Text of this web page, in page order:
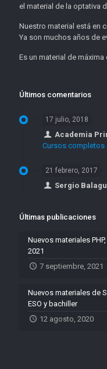
el material de la optativa
Nuestro material está en
Ya son muchos años de
Es un material de
Últimos comentarios
17 julio, 2018
Academia
Cursos completos
21 febrero, 2017
Sergio
Últimas publicaciones
Nuevos materiales
2021
7 septiembre, 2021
Nuevos materiales de
ESO y bachiller
12 agosto, 2020